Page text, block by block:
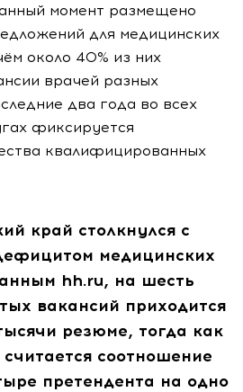
момент размещено
для медицинских
около 40% из них
врачей разных
два года во всех
фиксируется
квалифицированных
край столкнулся с
медицинских
hh.ru, на шесть
вакансий приходится
резюме, тогда как
соотношение
претендента на одно